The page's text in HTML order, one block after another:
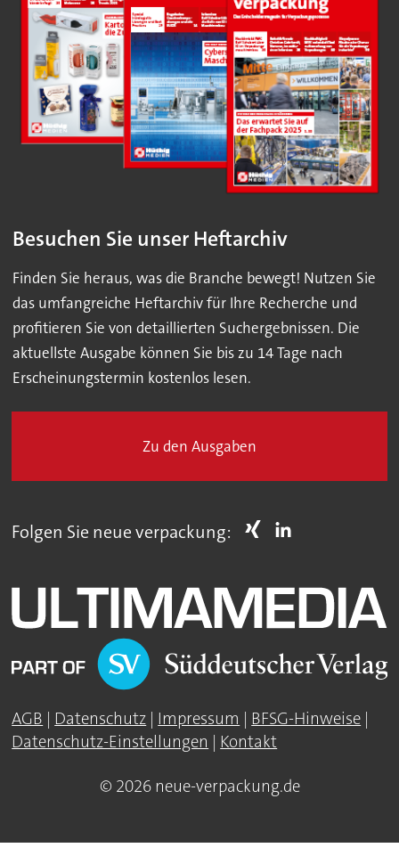
Besuchen Sie unser Heftarchiv
Finden Sie heraus, was die Branche bewegt! Nutzen Sie
das umfangreiche Heftarchiv für Ihre Recherche und
profitieren Sie von detaillierten Suchergebnissen. Die
aktuellste Ausgabe können Sie bis zu 14 Tage nach
Erscheinungstermin kostenlos lesen.
Zu den Ausgaben
Folgen Sie neue verpackung:
AGB | Datenschutz | Impressum | BFSG-Hinweise |
Datenschutz-Einstellungen | Kontakt
© 2026 neue-verpackung.de